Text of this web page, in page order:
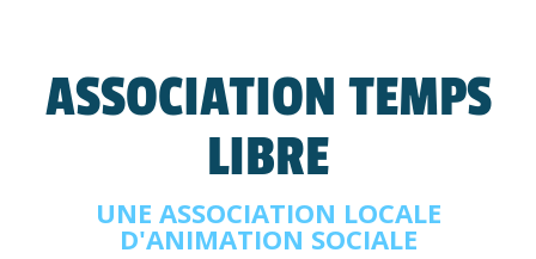
ASSOCIATION TEMPS
LIBRE
UNE ASSOCIATION LOCALE
D'ANIMATION SOCIALE